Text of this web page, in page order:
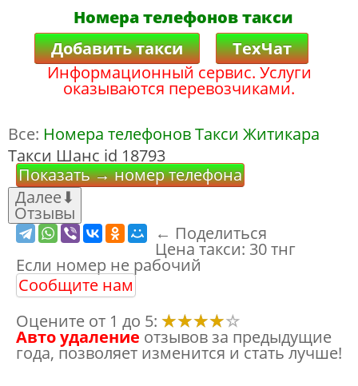
Номера телефонов такси
Добавить такси
ТехЧат
Информационный сервис. Услуги
оказываются перевозчиками.
Все: Номера телефонов Такси Житикара
Такси Шанс id 18793
Показать → номер телефона
Далее⬇
Отзывы
← Поделиться
Цена такси: 30 тнг
Если номер не рабочий
Сообщите нам
Оцените от 1 до 5:
Авто удаление отзывов за предыдущие
года, позволяет изменится и стать лучше!